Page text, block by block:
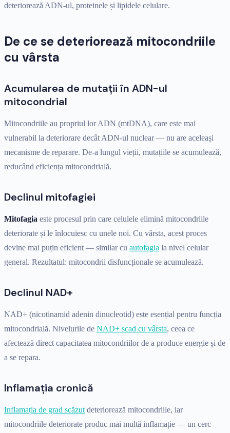
deteriorează ADN-ul, proteinele și lipidele celulare.
De ce se deteriorează mitocondriile
cu vârsta
Acumularea de mutații în ADN-ul
mitocondrial
Mitocondriile au propriul lor ADN (mtDNA), care este mai
vulnerabil la deteriorare decât ADN-ul nuclear — nu are aceleași
mecanisme de reparare. De-a lungul vieții, mutațiile se acumulează,
reducând eficiența mitocondrială.
Declinul mitofagiei
Mitofagia este procesul prin care celulele elimină mitocondriile
deteriorate și le înlocuiesc cu unele noi. Cu vârsta, acest proces
devine mai puțin eficient — similar cu autofagia la nivel celular
general. Rezultatul: mitocondrii disfuncționale se acumulează.
Declinul NAD+
NAD+ (nicotinamid adenin dinucleotid) este esențial pentru funcția
mitocondrială. Nivelurile de NAD+ scad cu vârsta, ceea ce
afectează direct capacitatea mitocondriilor de a produce energie și de
a se repara.
Inflamația cronică
Inflamația de grad scăzut deteriorează mitocondriile, iar
mitocondriile deteriorate produc mai multă inflamație — un cerc